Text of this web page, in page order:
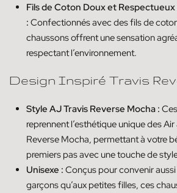
Fils de Coton Doux et
: Confectionnés avec des fils de
chaussons offrent une sensation
respectant l’environnement.
Design Inspiré Travis
Style AJ Travis Reverse Mocha :
reprennent l’esthétique unique des
Reverse Mocha, permettant à votre
premiers pas avec une touche de
Unisexe : Conçus pour convenir
garçons qu’aux petites filles, ces